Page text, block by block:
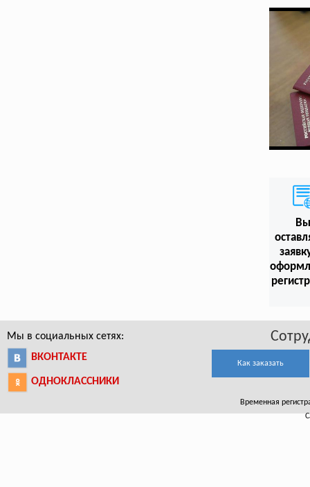
Вы
Мы в социальных сетях:
ВКОНТАКТЕ
ОДНОКЛАССНИКИ
Как заказать
Временная